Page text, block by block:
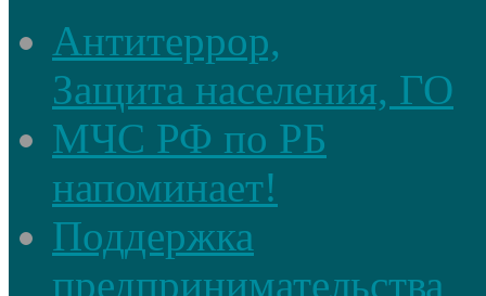
Антитеррор,
Защита населения, ГО
МЧС РФ по РБ
напоминает!
Поддержка
предпринимательства